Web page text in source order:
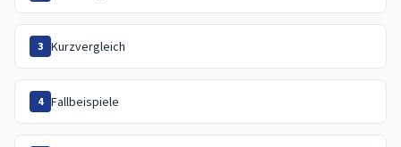
3 Kurzvergleich
4 Fallbeispiele